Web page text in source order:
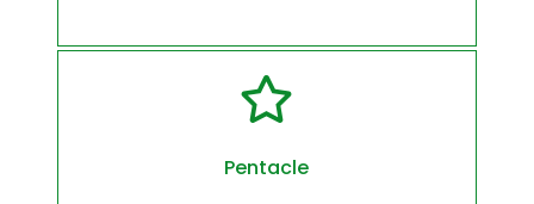

Pentacle